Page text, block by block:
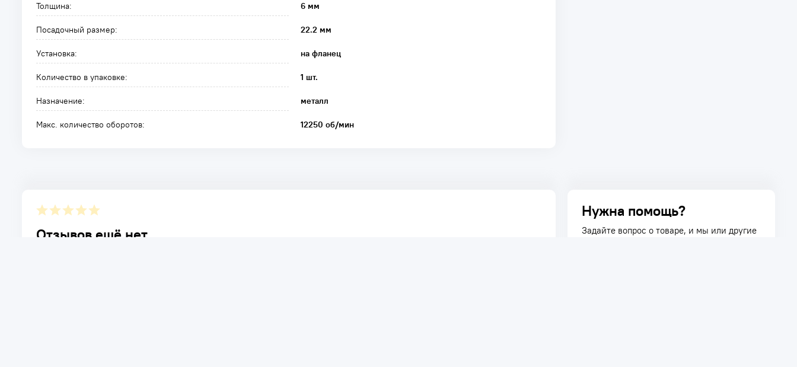
Толщина: 6 мм
Посадочный размер: 22.2 мм
Установка: на фланец
Количество в упаковке: 1 шт.
Назначение: металл
Макс. количество оборотов: 12250 об/мин
Отзывов ещё нет.
Нужна помощь?
Задайте вопрос о товаре, и мы или другие